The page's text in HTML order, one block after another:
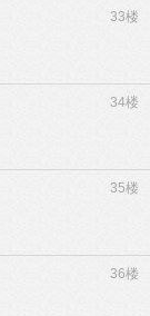
33楼
34楼
35楼
36楼